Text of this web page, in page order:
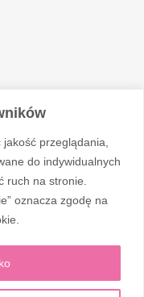
przeglądania,
do indywidualnych
ruch na stronie.
oznacza zgodę na